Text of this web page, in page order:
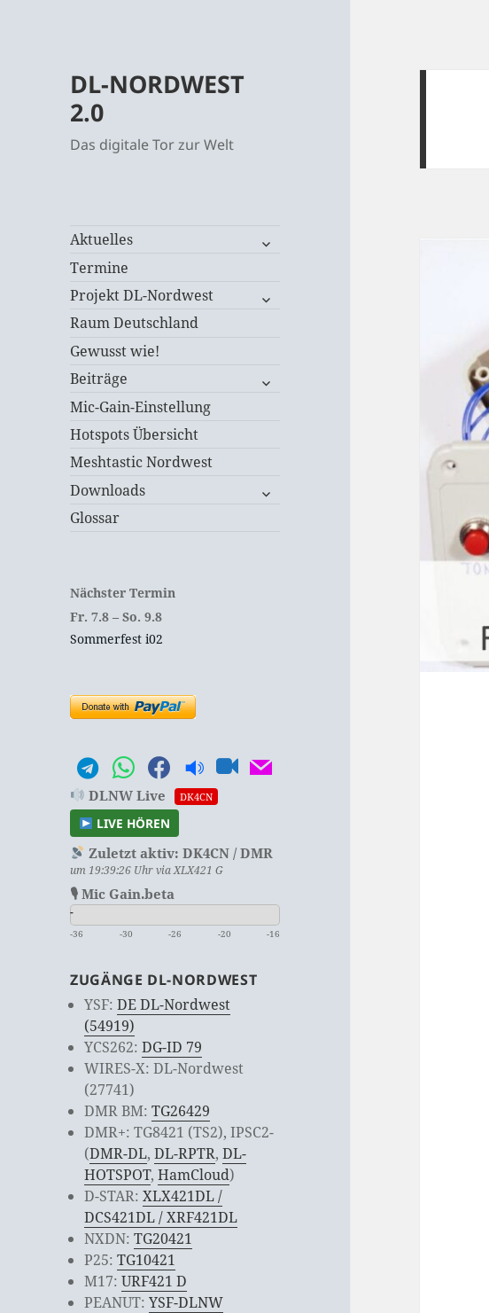
DL-NORDWEST
2.0
Das digitale Tor zur Welt
Aktuelles
untermenü
Termine
Projekt DL-Nordwest
untermenü
Raum Deutschland
Gewusst wie!
Beiträge
untermenü
Mic-Gain-Einstellung
Hotspots Übersicht
Meshtastic Nordwest
Downloads
untermenü
Glossar
Nächster Termin
Fr. 7.8 –So. 9.8
Sommerfest i02
DLNW Live DK4CN
LIVE HÖREN
Zuletzt aktiv: DK4CN / DMR
um 19:39:26 Uhr via XLX421 G
🎙 Mic Gain.beta
-
-36 -30 -26 -20 -16
ZUGÄNGE DL-NORDWEST
YSF:DE DL-Nordwest
(54919)
YCS262:DG-ID 79
WIRES-X: DL-Nordwest
(27741)
DMR BM:TG26429
DMR+: TG8421 (TS2), IPSC2-
(DMR-DL,DL-RPTR,DL-
HOTSPOT,HamCloud)
D-STAR:XLX421DL /
DCS421DL / XRF421DL
NXDN:TG20421
P25:TG10421
M17:URF421 D
PEANUT:YSF-DLNW